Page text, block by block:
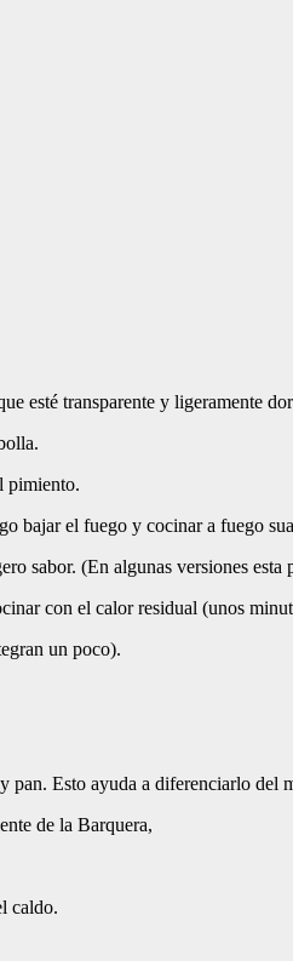
esté transparente y ligeramente
pimiento.
el fuego y cocinar a fuego
sabor. (En algunas versiones
con el calor residual (unos
un poco).
pan. Esto ayuda a diferenciarlo del
de la Barquera,
caldo.